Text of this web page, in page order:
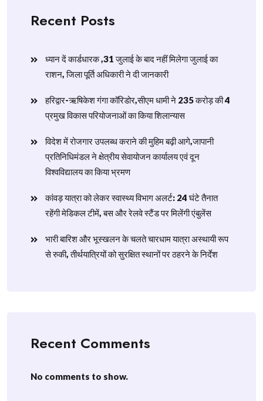
Recent Posts
ध्यान दें कार्डधारक ,31 जुलाई के बाद नहीं मिलेगा जुलाई का
राशन, जिला पूर्ति अधिकारी ने दी जानकारी
हरिद्वार-ऋषिकेश गंगा कॉरिडोर,सीएम धामी ने 235 करोड़ की 4
प्रमुख विकास परियोजनाओं का किया शिलान्यास
विदेश में रोजगार उपलब्ध कराने की मुहिम बढ़ी आगे,जापानी
प्रतिनिधिमंडल ने क्षेत्रीय सेवायोजन कार्यालय एवं दून
विश्वविद्यालय का किया भ्रमण
​कांवड़ यात्रा को लेकर स्वास्थ्य विभाग अलर्ट: 24 घंटे तैनात
रहेंगी मेडिकल टीमें, बस और रेलवे स्टैंड पर मिलेंगी एंबुलेंस
​भारी बारिश और भूस्खलन के चलते चारधाम यात्रा अस्थायी रूप
से रुकी, तीर्थयात्रियों को सुरक्षित स्थानों पर ठहरने के निर्देश
Recent Comments
No comments to show.